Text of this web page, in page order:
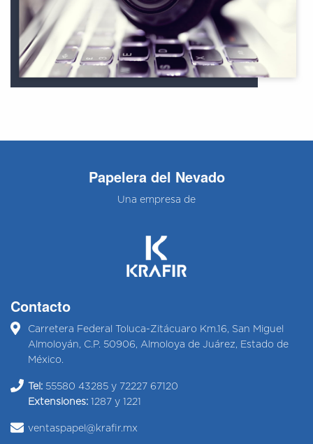
Papelera del Nevado
Una empresa de
Contacto
Carretera Federal Toluca-Zitácuaro Km.16, San Miguel
Almoloyán, C.P. 50906, Almoloya de Juárez, Estado de
México.
Tel: 55580 43285 y 72227 67120
Extensiones: 1287 y 1221
ventaspapel@krafir.mx